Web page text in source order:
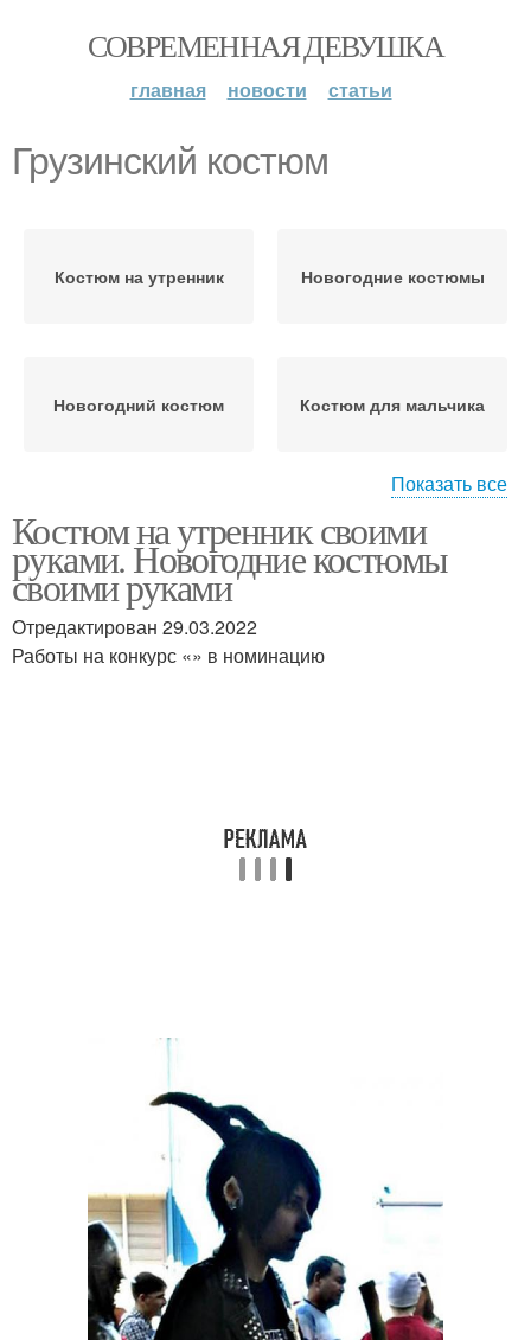
СОВРЕМЕННАЯ ДЕВУШКА
главная новости статьи
Грузинский костюм
Костюм на утренник Новогодние костюмы
Новогодний костюм Костюм для мальчика
материала
Маскарадный костюм
Костюм из пластиковых
Маскарадные костюмы
Костюм на девочку
Костюмы для ребенка
Показать все
Костюм на утренник своими
руками. Новогодние костюмы
своими руками
Отредактирован 29.03.2022
Работы на конкурс «» в номинацию